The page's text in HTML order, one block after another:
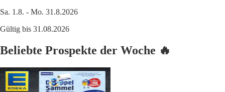
Sa. 1.8. - Mo. 31.8.2026
Gültig bis 31.08.2026
Beliebte Prospekte der Woche 🔥